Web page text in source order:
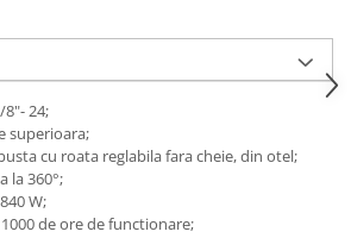
24;
superioara;
cu roata reglabila fara cheie, din otel;
la 360°;
W;
de ore de functionare;